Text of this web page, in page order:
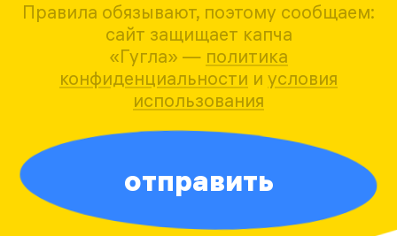
Правила обязывают, поэтому сообщаем:
сайт защищает капча
«Гугла» — политика
конфиденциальности и условия
использования
отправить